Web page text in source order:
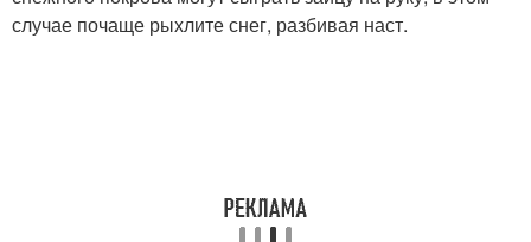
случае почаще рыхлите снег, разбивая наст.